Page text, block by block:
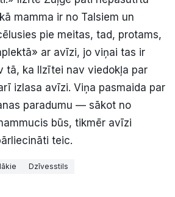
mamma ir no Talsiem un
pie meitas, tad, protams,
ar avīzi, jo viņai tas ir
tā, ka Ilzītei nav viedokļa par
izlasa avīzi. Viņa pasmaida par
paradumu — sākot no
būs, tikmēr avīzi
teic.
Dzīvesstils